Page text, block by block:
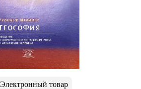
Электронный товар